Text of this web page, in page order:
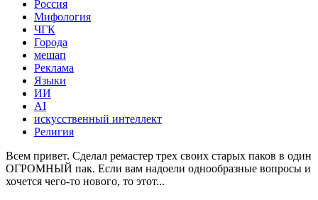
Россия
Мифология
ЧГК
Города
мешап
Реклама
Языки
ИИ
AI
искусственный интеллект
Религия
Всем привет. Сделал ремастер трех своих старых паков в один
ОГРОМНЫЙ пак. Если вам надоели однообразные вопросы и
хочется чего-то нового, то этот...